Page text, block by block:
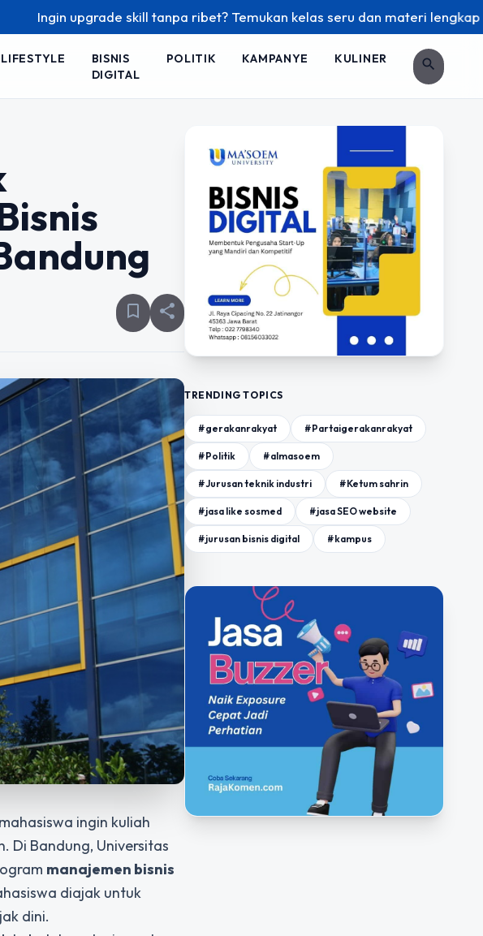
skill tanpa ribet? Temukan kelas seru dan materi lengkap hanya di
LIFESTYLE
BISNIS
DIGITAL
POLITIK KAMPANYE KULINER search
bookmark_border share
ingin kuliah
Di Bandung, Universitas
manajemen bisnis
diajak untuk
dini.
TRENDING TOPICS
#gerakanrakyat #Partaigerakanrakyat
#Politik #almasoem
#Jurusan teknik industri #Ketum sahrin
#jasa like sosmed #jasa SEO website
#jurusan bisnis digital #kampus